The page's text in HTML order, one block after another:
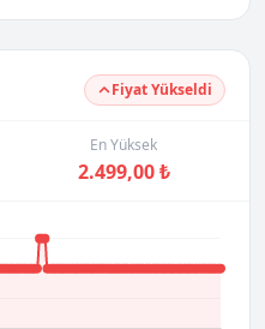
Fiyat Yükseldi
En Yüksek
2.499,00 ₺